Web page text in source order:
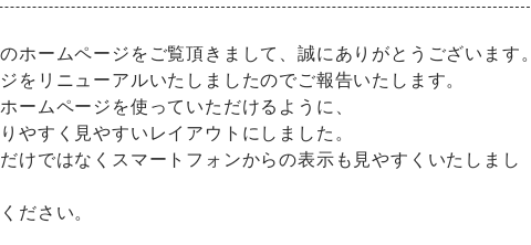
ホームページをご覧頂きまして、誠にありがとうございます。
をリニューアルいたしましたのでご報告いたします。
ームページを使っていただけるように、
やすく見やすいレイアウトにしました。
けではなくスマートフォンからの表示も見やすくいたしまし
ださい。